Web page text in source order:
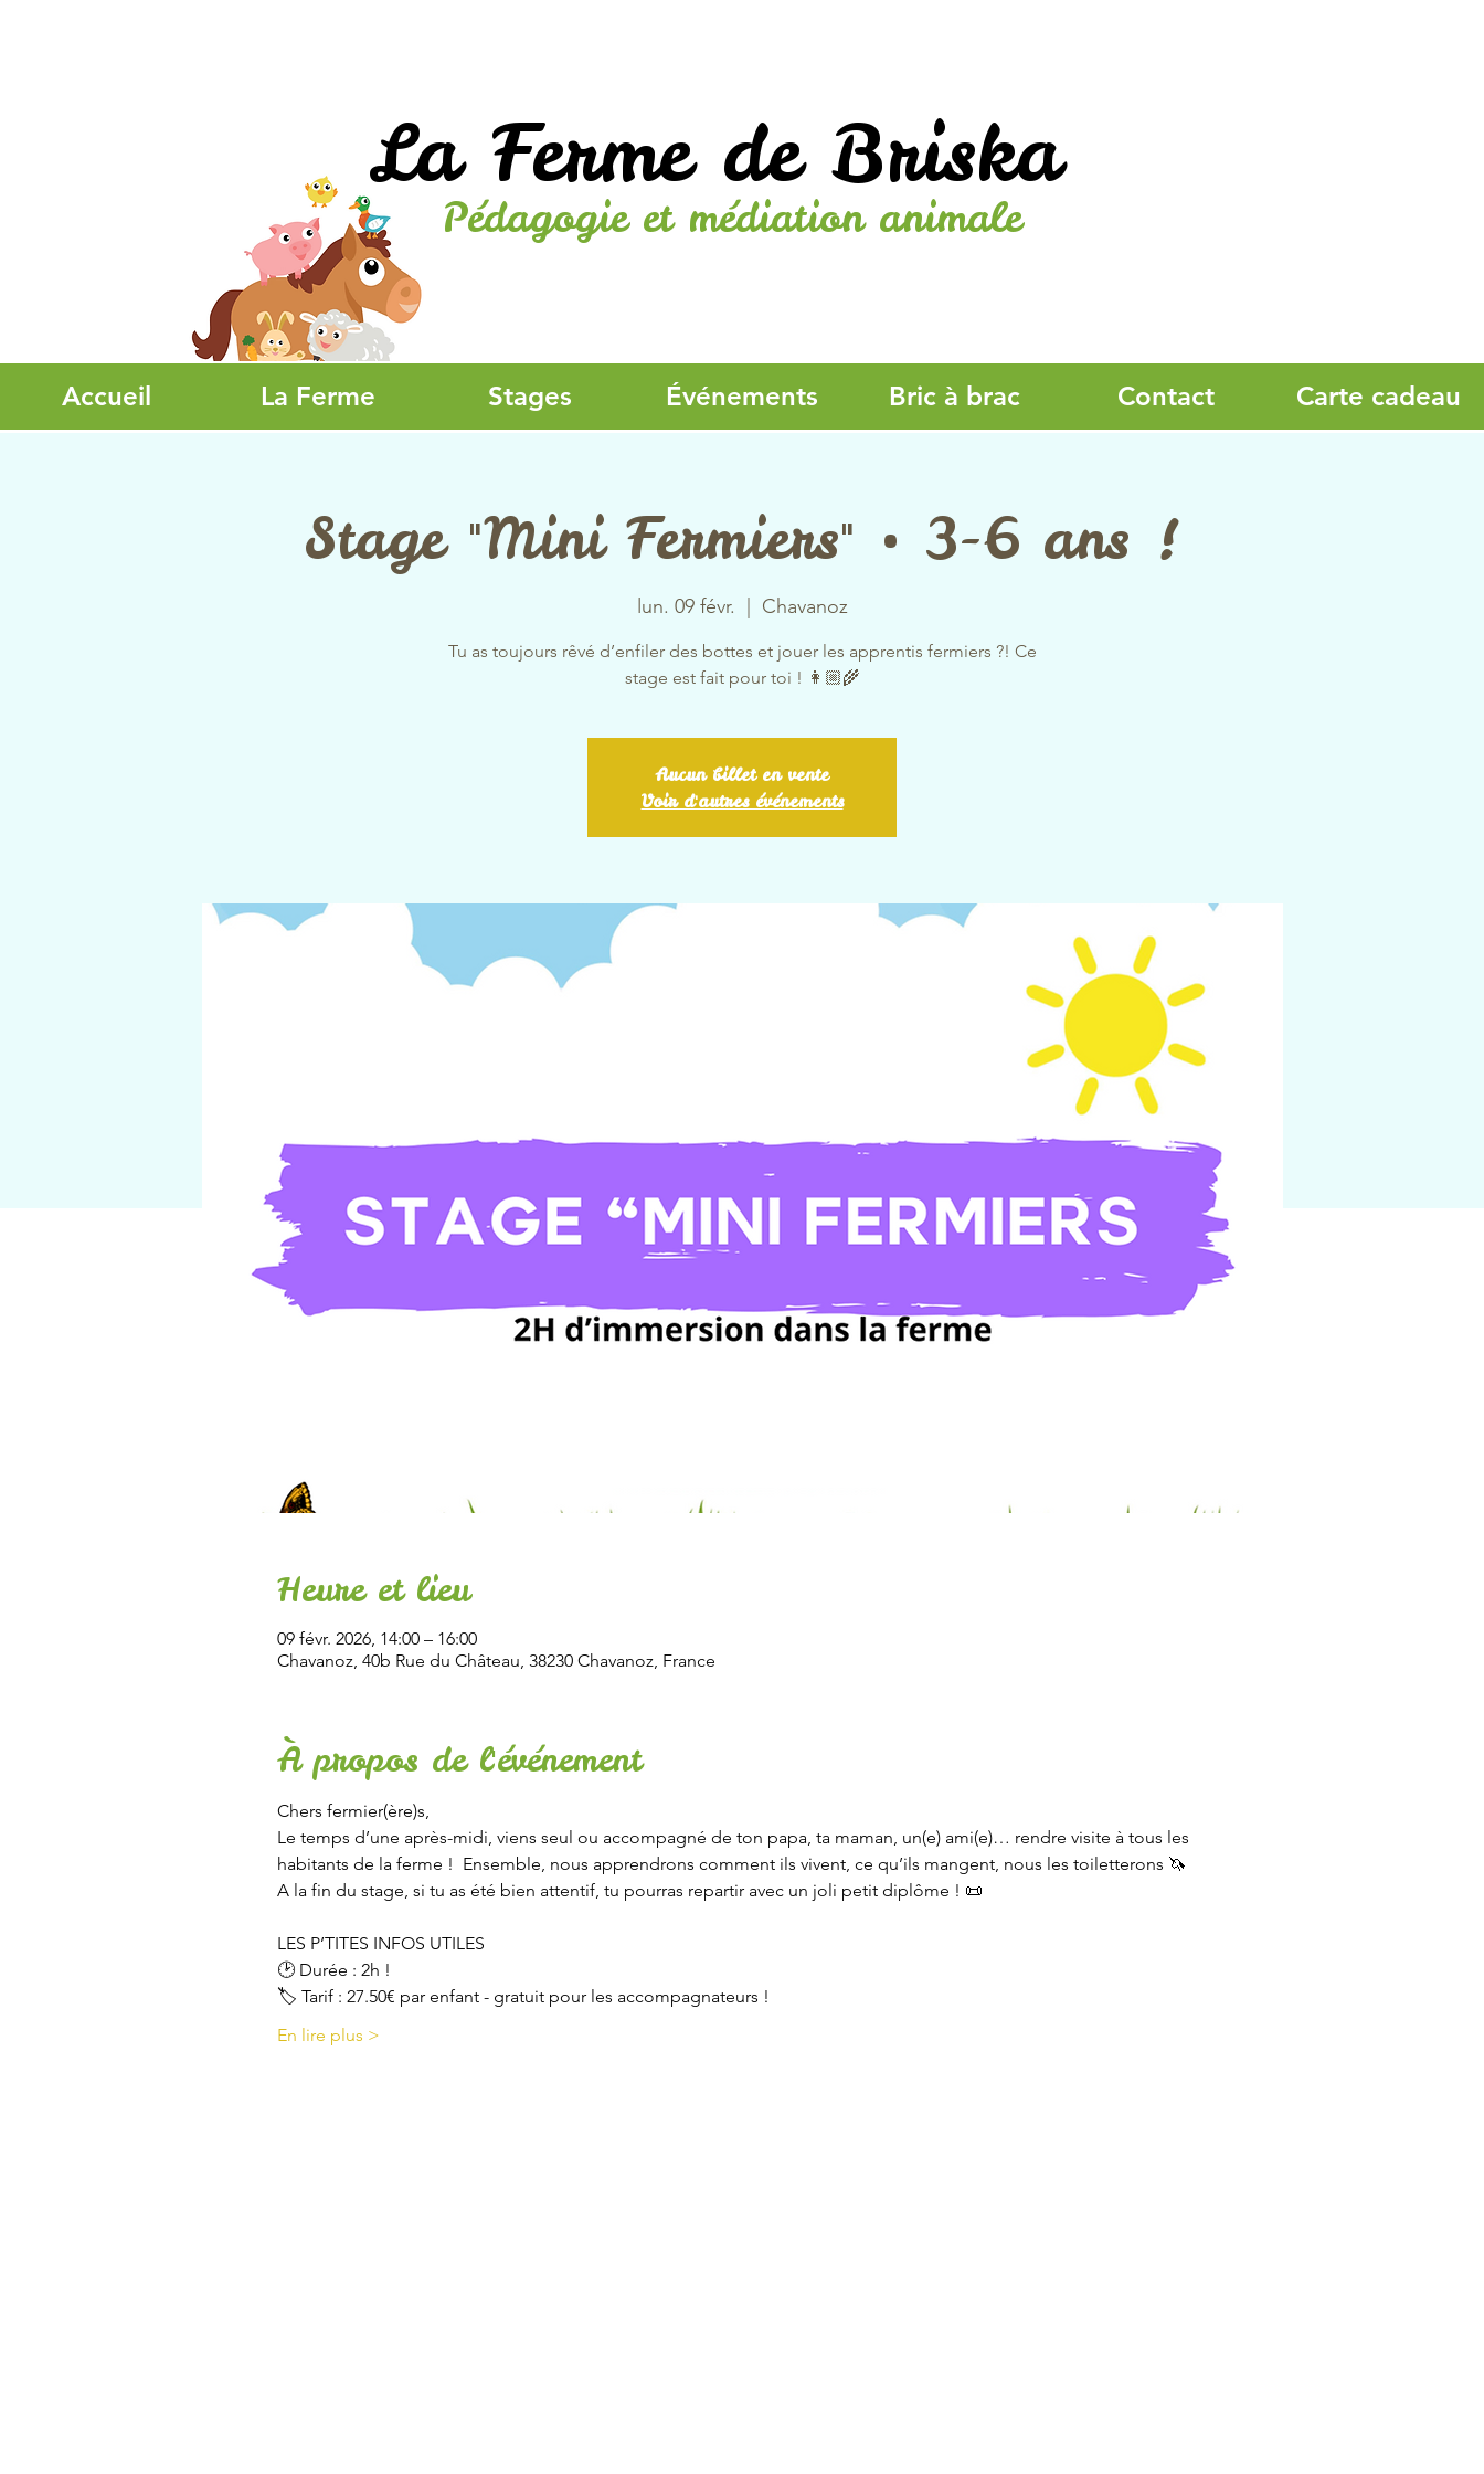
La Ferme de Briska
Pédagogie et médiation animale
Accueil La Ferme Stages Événements Bric à brac Contact Carte cadeau
Stage "Mini Fermiers" • 3-6 ans !
lun. 09 févr. Chavanoz
Tu as toujours rêvé d’enfiler des bottes et jouer les apprentis fermiers ?! Ce
stage est fait pour toi ! 👩🏼‍🌾
Aucun billet en vente
Voir d'autres événements
Heure et lieu
09 févr. 2026, 14:00 – 16:00
Chavanoz, 40b Rue du Château, 38230 Chavanoz, France
À propos de l'événement
Chers fermier(ère)s,
Le temps d’une après-midi, viens seul ou accompagné de ton papa, ta maman, un(e) ami(e)… rendre visite à tous les
habitants de la ferme !  Ensemble, nous apprendrons comment ils vivent, ce qu’ils mangent, nous les toiletterons 🦄
A la fin du stage, si tu as été bien attentif, tu pourras repartir avec un joli petit diplôme ! 📜
LES P’TITES INFOS UTILES
🕑 Durée : 2h !
🏷 Tarif : 27.50€ par enfant - gratuit pour les accompagnateurs !
En lire plus >